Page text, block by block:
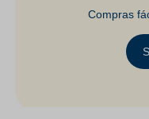
Compras